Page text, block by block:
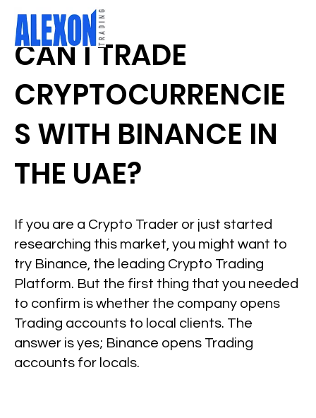
CAN I TRADE
CRYPTOCURRENCIE
S WITH BINANCE IN
THE UAE?
If you are a Crypto Trader or just started
researching this market, you might want to
try Binance, the leading Crypto Trading
Platform. But the first thing that you needed
to confirm is whether the company opens
Trading accounts to local clients. The
answer is yes; Binance opens Trading
accounts for locals.